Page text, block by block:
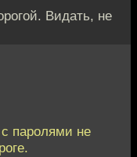
Видать, не
паролями не